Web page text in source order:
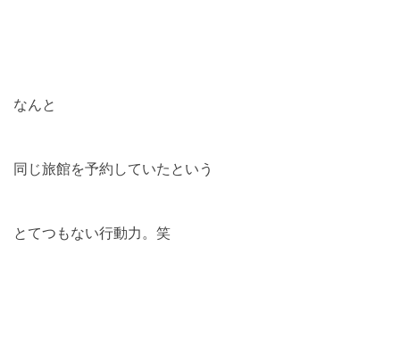
なんと
同じ旅館を予約していたという
とてつもない行動力。笑